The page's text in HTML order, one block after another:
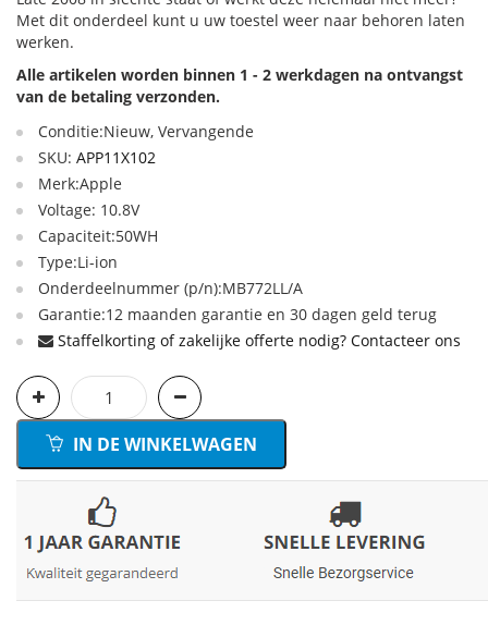
Met dit onderdeel kunt u uw toestel weer naar behoren laten
werken.
Alle artikelen worden binnen 1 - 2 werkdagen na ontvangst
van de betaling verzonden.
Conditie:Nieuw, Vervangende
SKU: APP11X102
Merk:Apple
Voltage: 10.8V
Capaciteit:50WH
Type:Li-ion
Onderdeelnummer (p/n):MB772LL/A
Garantie:12 maanden garantie en 30 dagen geld terug
Staffelkorting of zakelijke offerte nodig? Contacteer ons
IN DE WINKELWAGEN